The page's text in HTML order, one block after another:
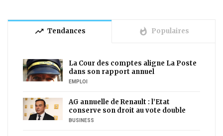
trending_up Tendances whatshot Populaires
La Cour des comptes aligne La Poste
dans son rapport annuel
EMPLOI
AG annuelle de Renault : l’Etat
conserve son droit au vote double
BUSINESS